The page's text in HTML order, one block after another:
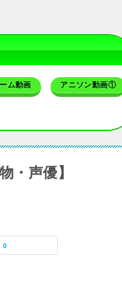
ム動画 アニソン動画①
・声優】
0